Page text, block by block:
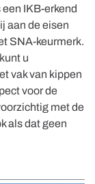
IKB-erkend
aan de eisen
SNA-keurmerk.
u
vak van kippen
voor de
met de
als dat geen